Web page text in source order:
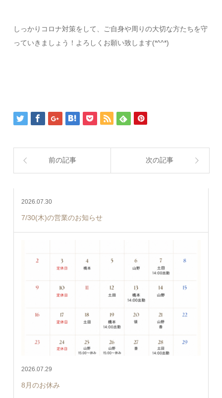
しっかりコロナ対策をして、ご自身や周りの大切な方たちを守
っていきましょう！よろしくお願い致します(*^^*)
前の記事 次の記事
2026.07.30
7/30(木)の営業のお知らせ
2026.07.29
8月のお休み